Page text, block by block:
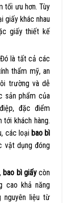
tối ưu hơn. Tùy
giấy khác nhau
giấy thiết kế
là tất cả các
thẩm mỹ, an
trường và dễ
sản phẩm của
đặc điểm
khách hàng.
các loại bao bì
vật dụng đóng
bao bìgiấycòn
cao khả năng
nguyên liệu từ